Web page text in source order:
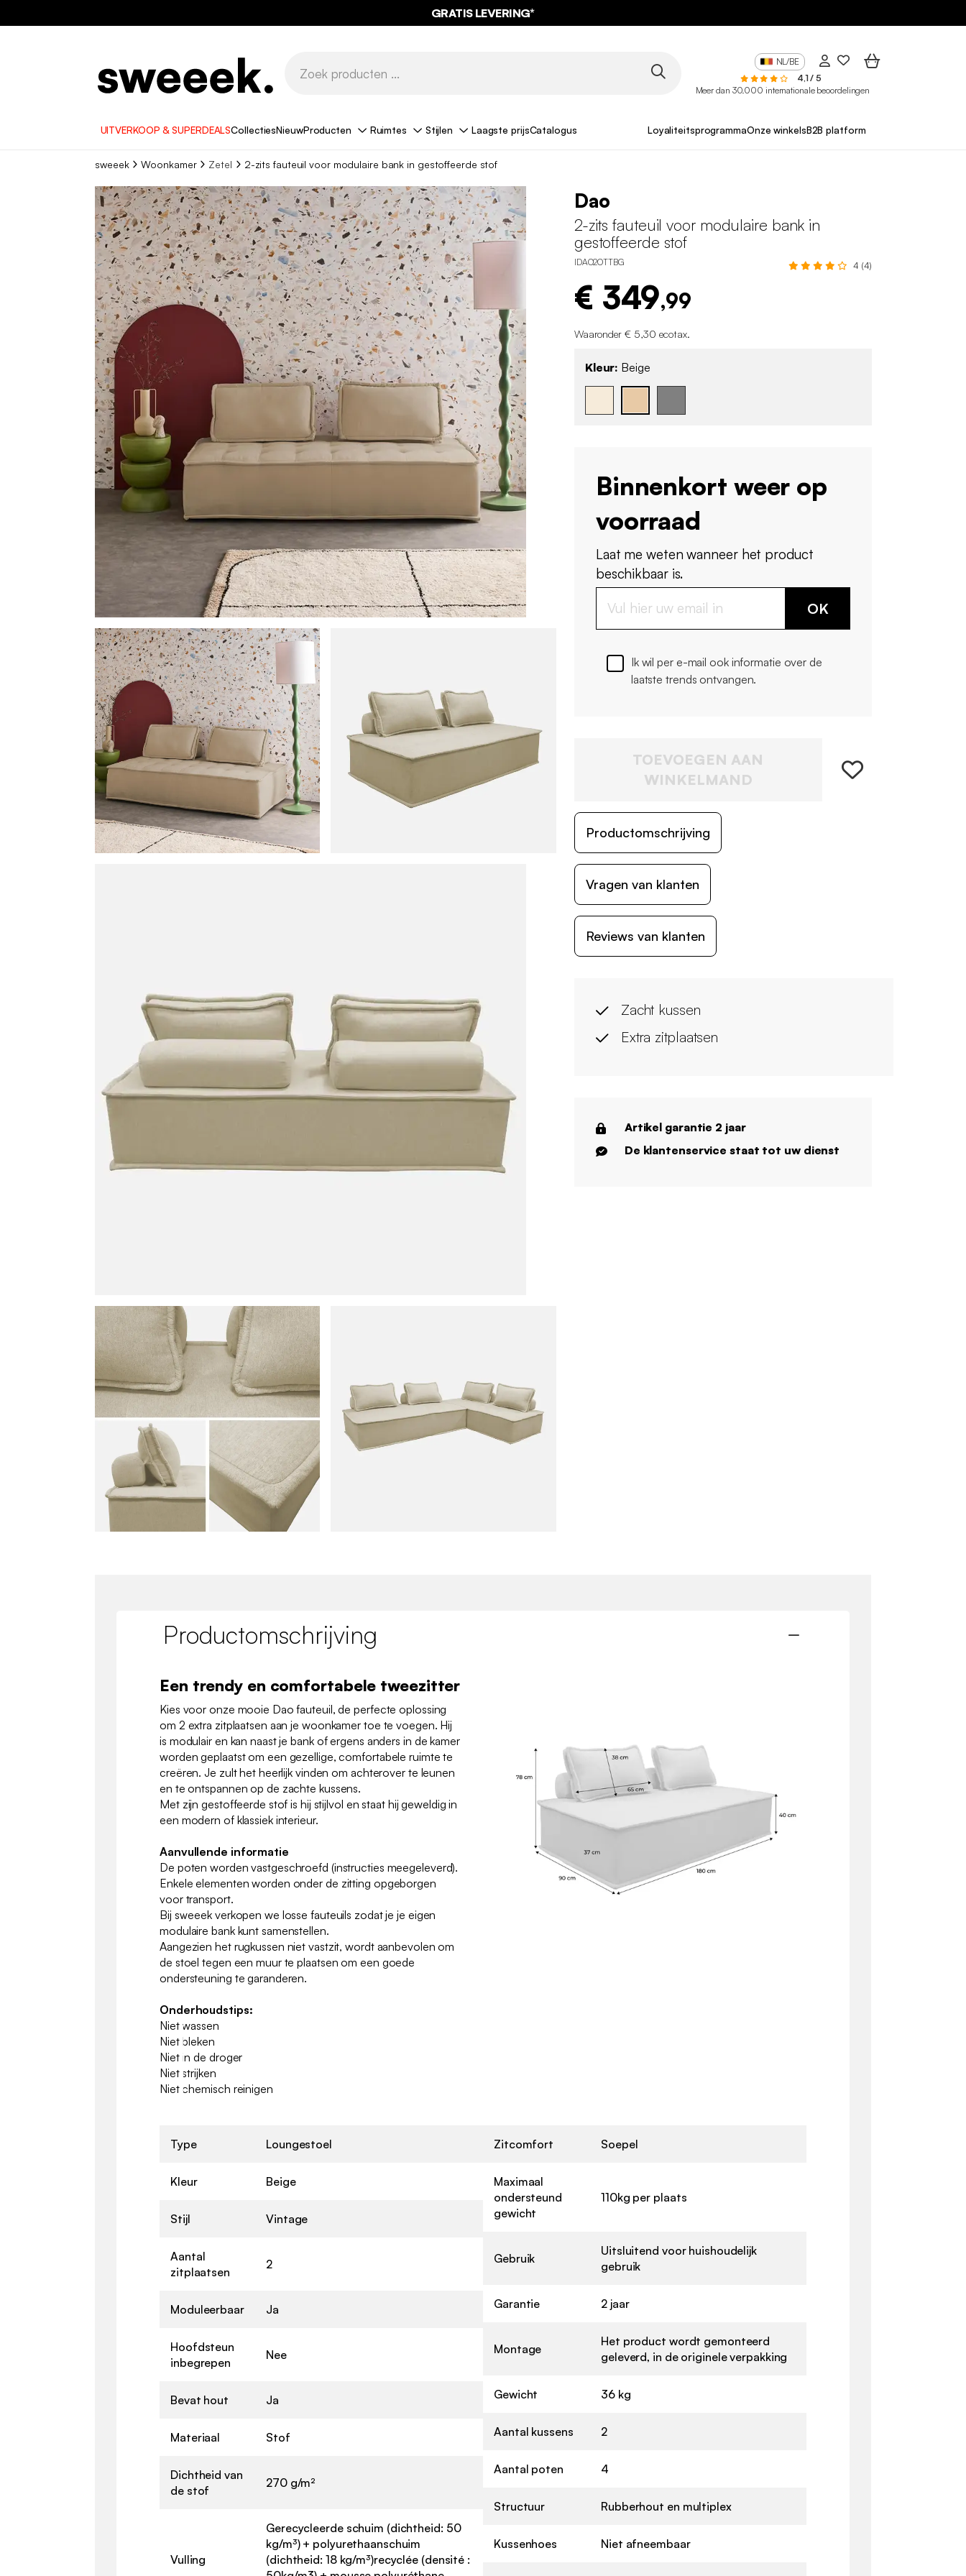
GRATIS LEVERING*
NL/BE
4,1 / 5
Meer dan 30.000 internationale beoordelingen
UITVERKOOP & SUPERDEALSCollectiesNieuwProducten Ruimtes Stijlen Laagste prijsCatalogus LoyaliteitsprogrammaOnze winkelsB2B platform
sweeek Woonkamer Zetel 2-zits fauteuil voor modulaire bank in gestoffeerde stof
Dao
2-zits fauteuil voor modulaire bank in
gestoffeerde stof
IDAO2OTTBG 4 (4)
€ 349,99
Waaronder € 5,30 ecotax.
Kleur: Beige
Binnenkort weer op
voorraad
Laat me weten wanneer het product
beschikbaar is.
OK
Ik wil per e-mail ook informatie over de
laatste trends ontvangen.
TOEVOEGEN AAN
WINKELMAND
Productomschrijving
Vragen van klanten
Reviews van klanten
Zacht kussen
Extra zitplaatsen
Artikel garantie 2 jaar
De klantenservice staat tot uw dienst
Productomschrijving
Een trendy en comfortabele tweezitter
Kies voor onze mooie Dao fauteuil, de perfecte oplossing
om 2 extra zitplaatsen aan je woonkamer toe te voegen. Hij
is modulair en kan naast je bank of ergens anders in de kamer
worden geplaatst om een gezellige, comfortabele ruimte te
creëren. Je zult het heerlijk vinden om achterover te leunen
en te ontspannen op de zachte kussens.
Met zijn gestoffeerde stof is hij stijlvol en staat hij geweldig in
een modern of klassiek interieur.
Aanvullende informatie
De poten worden vastgeschroefd (instructies meegeleverd).
Enkele elementen worden onder de zitting opgeborgen
voor transport.
Bij sweeek verkopen we losse fauteuils zodat je je eigen
modulaire bank kunt samenstellen.
Aangezien het rugkussen niet vastzit, wordt aanbevolen om
de stoel tegen een muur te plaatsen om een goede
ondersteuning te garanderen.
Onderhoudstips:
Niet wassen
Niet bleken
Niet in de droger
Niet strijken
Niet chemisch reinigen
Type Loungestoel
Kleur Beige
Stijl Vintage
Aantal
zitplaatsen
2
Moduleerbaar Ja
Hoofdsteun
inbegrepen
Nee
Bevat hout Ja
Materiaal Stof
Dichtheid van
de stof
270 g/m²
Vulling
Gerecycleerde schuim (dichtheid: 50
kg/m³) + polyurethaanschuim
(dichtheid: 18 kg/m³)recyclée (densité :
Zitcomfort Soepel
Maximaal
ondersteund
gewicht
110kg per plaats
Gebruik
Uitsluitend voor huishoudelijk
gebruik
Garantie 2 jaar
Montage
Het product wordt gemonteerd
geleverd, in de originele verpakking
Gewicht 36 kg
Aantal kussens 2
Aantal poten 4
Structuur Rubberhout en multiplex
Kussenhoes Niet afneembaar